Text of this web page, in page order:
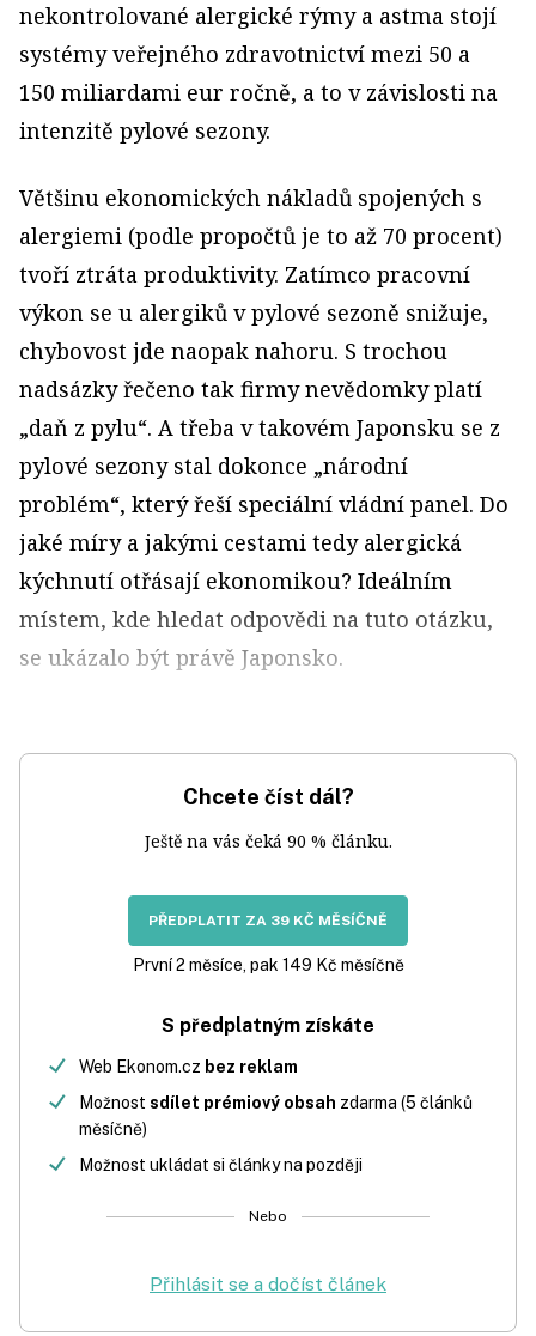
nekontrolované alergické rýmy a astma stojí
systémy veřejného zdravotnictví mezi 50 a
150 miliardami eur ročně, a to v závislosti na
intenzitě pylové sezony.
Většinu ekonomických nákladů spojených s
alergiemi (podle propočtů je to až 70 procent)
tvoří ztráta produktivity. Zatímco pracovní
výkon se u alergiků v pylové sezoně snižuje,
chybovost jde naopak nahoru. S trochou
nadsázky řečeno tak firmy nevědomky platí
„daň z pylu“. A třeba v takovém Japonsku se z
pylové sezony stal dokonce „národní
problém“, který řeší speciální vládní panel. Do
jaké míry a jakými cestami tedy alergická
kýchnutí otřásají ekonomikou? Ideálním
místem, kde hledat odpovědi na tuto otázku,
se ukázalo být právě Japonsko.
Chcete číst dál?
Ještě na vás čeká 90 % článku.
PŘEDPLATIT ZA 39 KČ MĚSÍČNĚ
První 2 měsíce, pak 149 Kč měsíčně
S předplatným získáte
Web Ekonom.cz bez reklam
Možnost sdílet prémiový obsah zdarma (5 článků
měsíčně)
Možnost ukládat si články na později
Nebo
Přihlásit se a dočíst článek